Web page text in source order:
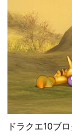
ドラクエ10ブ